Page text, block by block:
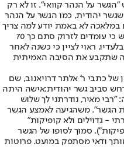
על הנהר קוואי". זו לא רק
שגשר יהודית, כמו הגשר על הנהר
במלאכה לא באמת יודע למה צריך
את הגשר הזה. אבל לפני שתתמלאו חשש כי עומדים לזרוק סתם כך 70
ראוי לציין כי כשנה לאחר
שתקבע את הסיבה האמיתית
של כתבי ר' אלתר דרויאנוב, שם
סביב גשר יהודית:אישה היתה
מאיר, נודרתני לך שלוש
הגשר". משהגיעה לאמצע הגשר
- גדוילים ולא קופיקות"
סמוך לסופו של הגשר
ודאי מסתפק במועט. פרוטות